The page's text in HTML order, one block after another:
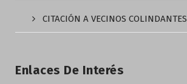
CITACIÓN A VECINOS COLINDANTES
Enlaces De Interés